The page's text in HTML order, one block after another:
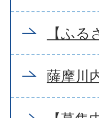
【ふ
薩摩川